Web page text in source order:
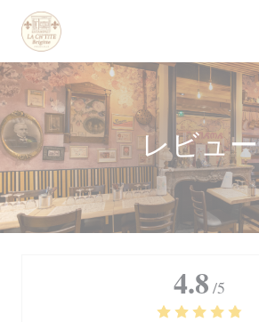
クッキー利用の管理について
レビュー
4.8 /5